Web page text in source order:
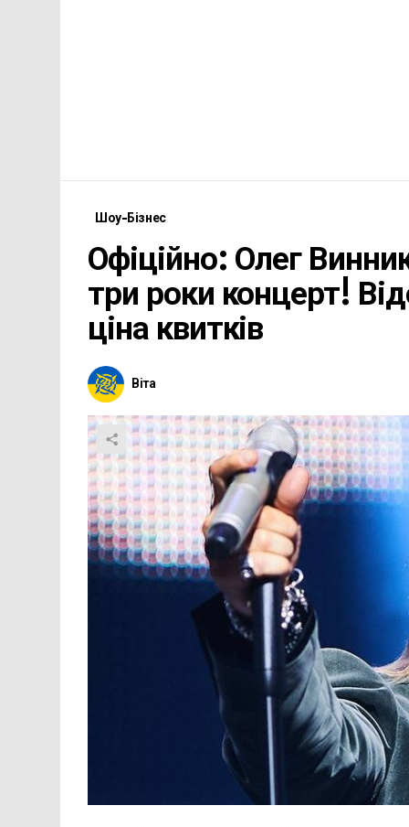
Шоу-Бізнес
Офіційно: Олег
три роки концерт!
ціна квитків
Віта